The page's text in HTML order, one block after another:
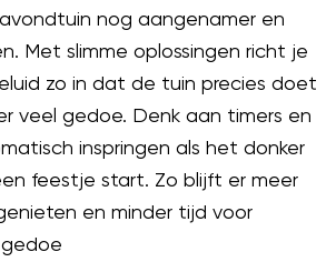
nog aangenamer en
Met slimme oplossingen richt je
zo in dat de tuin precies doet
veel gedoe. Denk aan timers en
inspringen als het donker
feestje start. Zo blijft er meer
en minder tijd voor